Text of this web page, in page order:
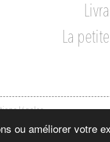
ou améliorer votre
La
légales